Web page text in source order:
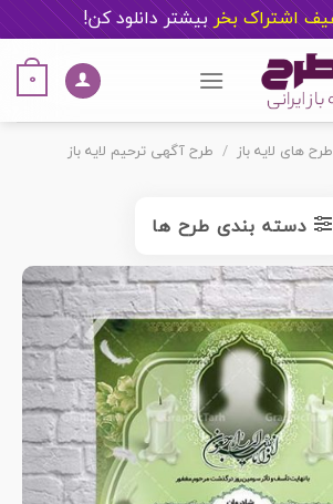
بیشتر دانلود کن!
0
طرح های لایه باز / طرح آگهی ترحیم لایه باز
دسته بندی طرح ها